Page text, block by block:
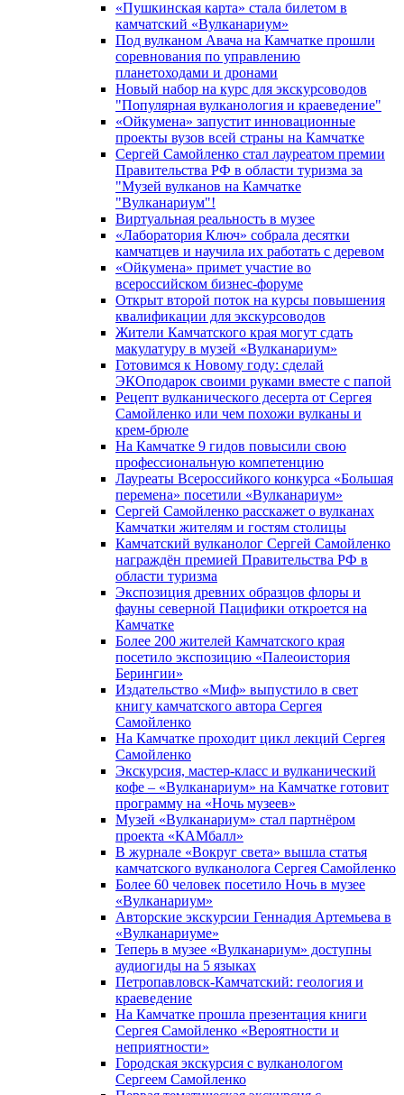
«Пушкинская карта» стала билетом в
камчатский «Вулканариум»
Под вулканом Авача на Камчатке прошли
соревнования по управлению
планетоходами и дронами
Новый набор на курс для экскурсоводов
"Популярная вулканология и краеведение"
«Ойкумена» запустит инновационные
проекты вузов всей страны на Камчатке
Сергей Самойленко стал лауреатом премии
Правительства РФ в области туризма за
"Музей вулканов на Камчатке
"Вулканариум"!
Виртуальная реальность в музее
«Лаборатория Ключ» собрала десятки
камчатцев и научила их работать с деревом
«Ойкумена» примет участие во
всероссийском бизнес-форуме
Открыт второй поток на курсы повышения
квалификации для экскурсоводов
Жители Камчатского края могут сдать
макулатуру в музей «Вулканариум»
Готовимся к Новому году: сделай
ЭКОподарок своими руками вместе с папой
Рецепт вулканического десерта от Сергея
Самойленко или чем похожи вулканы и
крем-брюле
На Камчатке 9 гидов повысили свою
профессиональную компетенцию
Лауреаты Всероссийкого конкурса «Большая
перемена» посетили «Вулканариум»
Сергей Самойленко расскажет о вулканах
Камчатки жителям и гостям столицы
Камчатский вулканолог Сергей Самойленко
награждён премией Правительства РФ в
области туризма
Экспозиция древних образцов флоры и
фауны северной Пацифики откроется на
Камчатке
Более 200 жителей Камчатского края
посетило экспозицию «Палеоистория
Берингии»
Издательство «Миф» выпустило в свет
книгу камчатского автора Сергея
Самойленко
На Камчатке проходит цикл лекций Сергея
Самойленко
Экскурсия, мастер-класс и вулканический
кофе – «Вулканариум» на Камчатке готовит
программу на «Ночь музеев»
Музей «Вулканариум» стал партнёром
проекта «КАМбалл»
В журнале «Вокруг света» вышла статья
камчатского вулканолога Сергея Самойленко
Более 60 человек посетило Ночь в музее
«Вулканариум»
Авторские экскурсии Геннадия Артемьева в
«Вулканариуме»
Теперь в музее «Вулканариум» доступны
аудиогиды на 5 языках
Петропавловск-Камчатский: геология и
краеведение
На Камчатке прошла презентация книги
Сергея Самойленко «Вероятности и
неприятности»
Городская экскурсия с вулканологом
Сергеем Самойленко